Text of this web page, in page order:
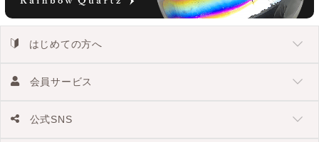
はじめての方へ
会員サービス
公式SNS